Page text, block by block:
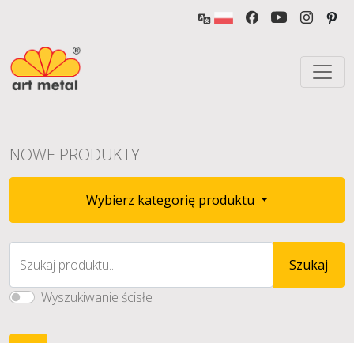
NOWE PRODUKTY
Wybierz kategorię produktu
Szukaj produktu...
Szukaj
Wyszukiwanie ścisłe